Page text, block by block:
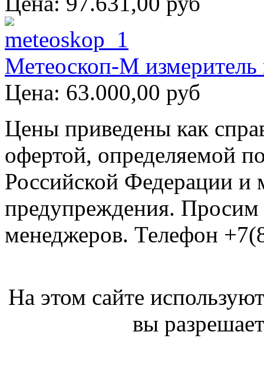
Метеоскоп-М
Цена: 63.000,00 руб
Цены приведены как
офертой, определяемой
Российской Федерации и
предупреждения. Просим
менеджеров. Телефон
На этом сайте
вы